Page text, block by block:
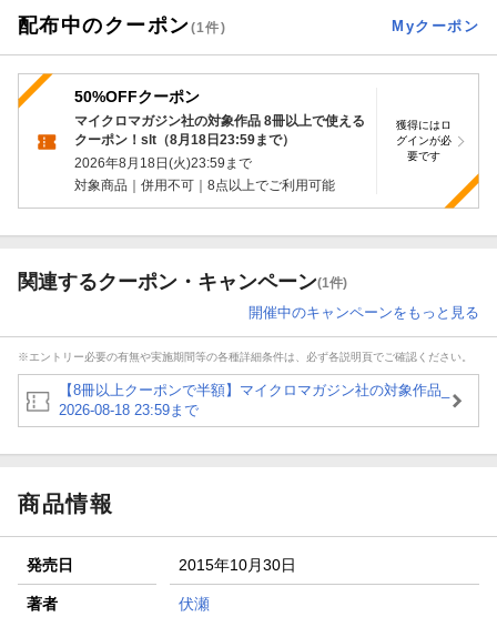
配布中のクーポン(1件) Myクーポン
50%OFFクーポン
マイクロマガジン社の対象作品 8冊以上で使える
クーポン！slt（8月18日23:59まで）
2026年8月18日(火)23:59 まで
対象商品｜併用不可｜8点以上でご利用可能
獲得にはロ
グインが必
要です
関連するクーポン・キャンペーン(1件)
開催中のキャンペーンをもっと見る
※エントリー必要の有無や実施期間等の各種詳細条件は、必ず各説明頁でご確認ください。
【8冊以上クーポンで半額】マイクロマガジン社の対象作品_
2026-08-18 23:59まで
商品情報
発売日 2015年10月30日
著者 伏瀬